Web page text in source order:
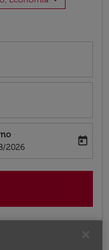
return-date-aria-label
2026
today